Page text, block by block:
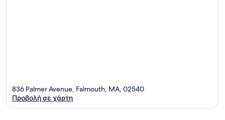
836 Palmer Avenue, Falmouth, MA, 02540
Προβολή σε χάρτη